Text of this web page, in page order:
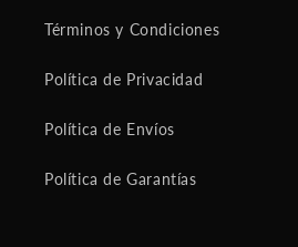
Términos y Condiciones
Política de Privacidad
Política de Envíos
Política de Garantías